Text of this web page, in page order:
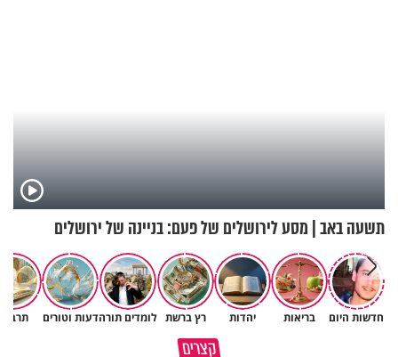
תשעה באב | מסע לירושלים של פעם: בניינה של ירושלים
חדשות היום בריאות יהדות רץ ברשת לומדים תורהדעות וטורים
קצרים
לא מתיאשים מאף יהודי - הרב